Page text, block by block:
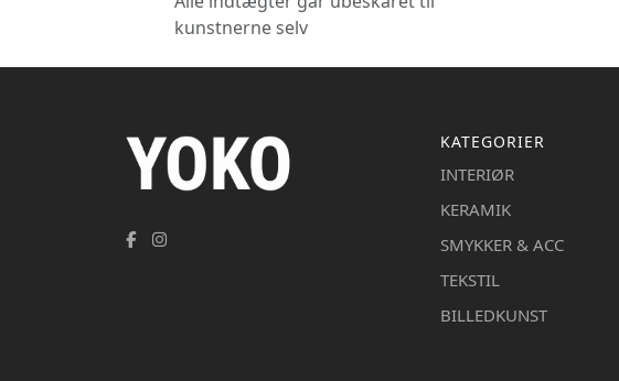
kunstnerne selv
KATEGORIER
INTERIØR
KERAMIK
SMYKKER & ACC
TEKSTIL
BILLEDKUNST